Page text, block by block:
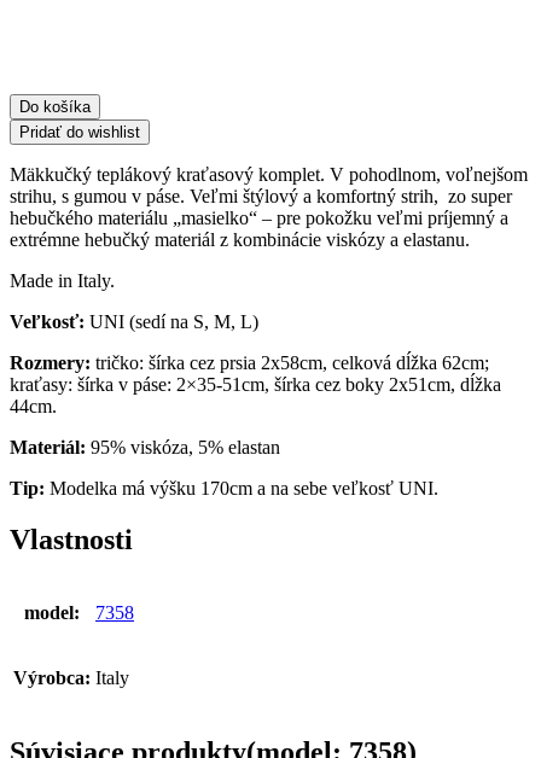
Do košíka
Pridať do wishlist
Mäkkučký teplákový kraťasový komplet. V pohodlnom, voľnejšom
strihu, s gumou v páse. Veľmi štýlový a komfortný strih, zo super
hebučkého materiálu „masielko“ – pre pokožku veľmi príjemný a
extrémne hebučký materiál z kombinácie viskózy a elastanu.
Made in Italy.
Veľkosť: UNI (sedí na S, M, L)
Rozmery: tričko: šírka cez prsia 2x58cm, celková dĺžka 62cm;
kraťasy: šírka v páse: 2×35-51cm, šírka cez boky 2x51cm, dĺžka
44cm.
Materiál: 95% viskóza, 5% elastan
Tip: Modelka má výšku 170cm a na sebe veľkosť UNI.
Vlastnosti
model: 7358
Výrobca: Italy